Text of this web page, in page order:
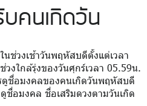
คนเกิดวัน
ช่วงเช้าวันพฤหัสบดีตั้งแต่เวลา
งใกล้รุ่งของวันศุกร์เวลา 05.59น.
ชื่อมงคลของคนเกิดวันพฤหัสบดี
ชื่อมงคล ชื่อเสริมดวงตามวันเกิด